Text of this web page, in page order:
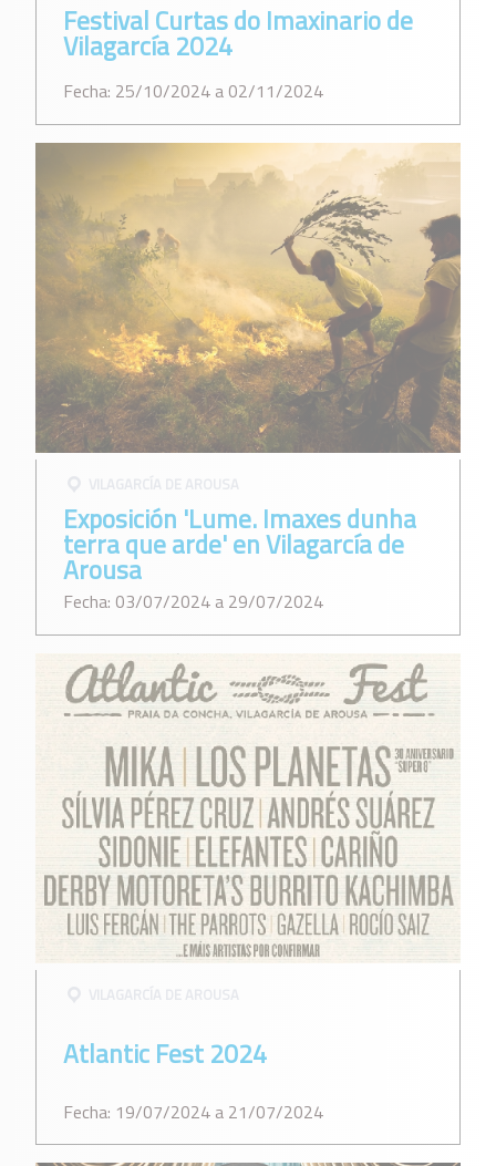
Festival Curtas do Imaxinario de
Vilagarcía 2024
Fecha: 25/10/2024 a 02/11/2024
VILAGARCÍ­A DE AROUSA
Exposición 'Lume. Imaxes dunha
terra que arde' en Vilagarcía de
Arousa
Fecha: 03/07/2024 a 29/07/2024
VILAGARCÍ­A DE AROUSA
Atlantic Fest 2024
Fecha: 19/07/2024 a 21/07/2024